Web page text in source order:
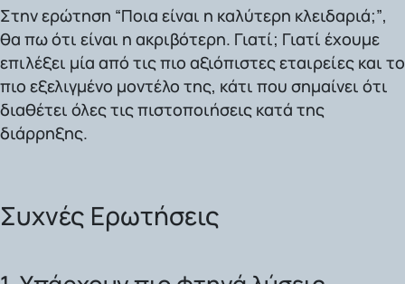
Στην ερώτηση “Ποια είναι η καλύτερη κλειδαριά;”,
θα πω ότι είναι η ακριβότερη. Γιατί; Γιατί έχουμε
επιλέξει μία από τις πιο αξιόπιστες εταιρείες και το
πιο εξελιγμένο μοντέλο της, κάτι που σημαίνει ότι
διαθέτει όλες τις πιστοποιήσεις κατά της
διάρρηξης.
Συχνές Ερωτήσεις